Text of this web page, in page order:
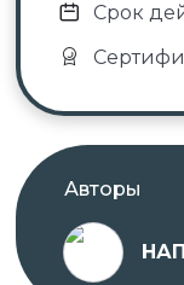
Срок
Авторы